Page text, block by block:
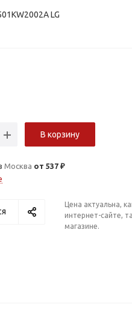
LG
В корзину
Москва от 537 ₽
Цена актуальна,
интернет-сайте,
магазине.